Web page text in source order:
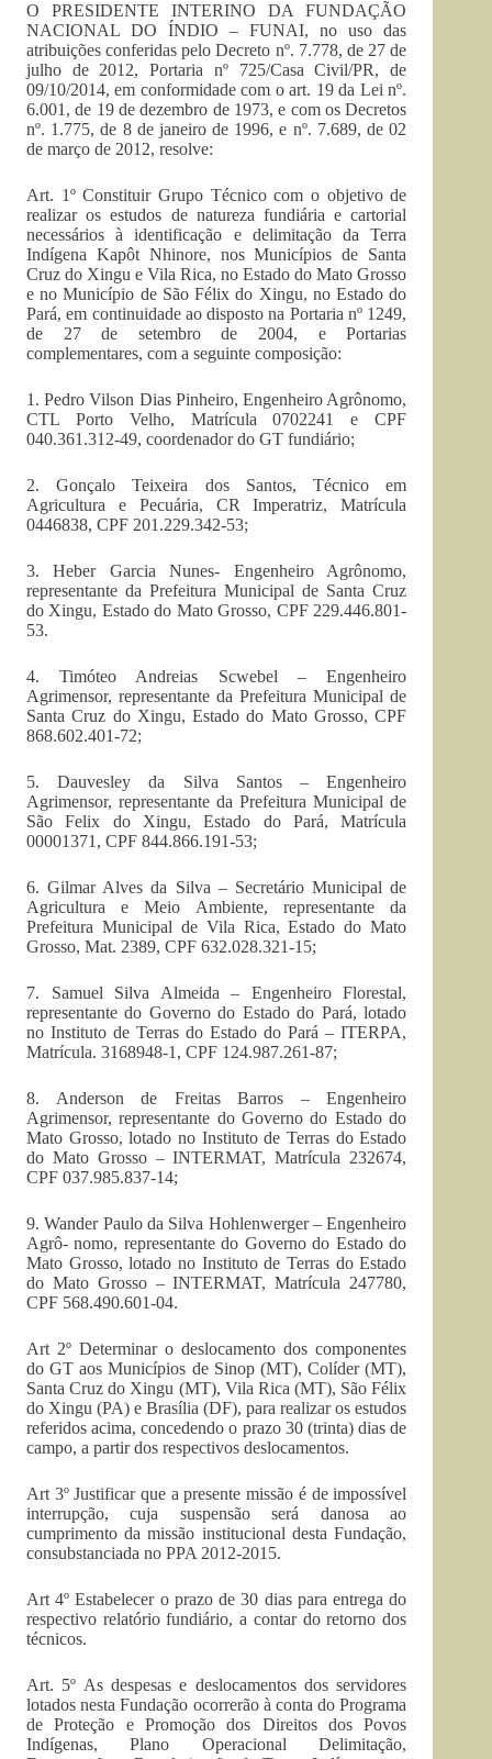
O PRESIDENTE INTERINO DA FUNDAÇÃO
NACIONAL DO ÍNDIO – FUNAI, no uso das
atribuições conferidas pelo Decreto nº. 7.778, de 27 de
julho de 2012, Portaria nº 725/Casa Civil/PR, de
09/10/2014, em conformidade com o art. 19 da Lei nº.
6.001, de 19 de dezembro de 1973, e com os Decretos
nº. 1.775, de 8 de janeiro de 1996, e nº. 7.689, de 02
de março de 2012, resolve:
Art. 1º Constituir Grupo Técnico com o objetivo de
realizar os estudos de natureza fundiária e cartorial
necessários à identificação e delimitação da Terra
Indígena Kapôt Nhinore, nos Municípios de Santa
Cruz do Xingu e Vila Rica, no Estado do Mato Grosso
e no Município de São Félix do Xingu, no Estado do
Pará, em continuidade ao disposto na Portaria nº 1249,
de 27 de setembro de 2004, e Portarias
complementares, com a seguinte composição:
1. Pedro Vilson Dias Pinheiro, Engenheiro Agrônomo,
CTL Porto Velho, Matrícula 0702241 e CPF
040.361.312-49, coordenador do GT fundiário;
2. Gonçalo Teixeira dos Santos, Técnico em
Agricultura e Pecuária, CR Imperatriz, Matrícula
0446838, CPF 201.229.342-53;
3. Heber Garcia Nunes- Engenheiro Agrônomo,
representante da Prefeitura Municipal de Santa Cruz
do Xingu, Estado do Mato Grosso, CPF 229.446.801-
53.
4. Timóteo Andreias Scwebel – Engenheiro
Agrimensor, representante da Prefeitura Municipal de
Santa Cruz do Xingu, Estado do Mato Grosso, CPF
868.602.401-72;
5. Dauvesley da Silva Santos – Engenheiro
Agrimensor, representante da Prefeitura Municipal de
São Felix do Xingu, Estado do Pará, Matrícula
00001371, CPF 844.866.191-53;
6. Gilmar Alves da Silva – Secretário Municipal de
Agricultura e Meio Ambiente, representante da
Prefeitura Municipal de Vila Rica, Estado do Mato
Grosso, Mat. 2389, CPF 632.028.321-15;
7. Samuel Silva Almeida – Engenheiro Florestal,
representante do Governo do Estado do Pará, lotado
no Instituto de Terras do Estado do Pará – ITERPA,
Matrícula. 3168948-1, CPF 124.987.261-87;
8. Anderson de Freitas Barros – Engenheiro
Agrimensor, representante do Governo do Estado do
Mato Grosso, lotado no Instituto de Terras do Estado
do Mato Grosso – INTERMAT, Matrícula 232674,
CPF 037.985.837-14;
9. Wander Paulo da Silva Hohlenwerger – Engenheiro
Agrô- nomo, representante do Governo do Estado do
Mato Grosso, lotado no Instituto de Terras do Estado
do Mato Grosso – INTERMAT, Matrícula 247780,
CPF 568.490.601-04.
Art 2º Determinar o deslocamento dos componentes
do GT aos Municípios de Sinop (MT), Colíder (MT),
Santa Cruz do Xingu (MT), Vila Rica (MT), São Félix
do Xingu (PA) e Brasília (DF), para realizar os estudos
referidos acima, concedendo o prazo 30 (trinta) dias de
campo, a partir dos respectivos deslocamentos.
Art 3º Justificar que a presente missão é de impossível
interrupção, cuja suspensão será danosa ao
cumprimento da missão institucional desta Fundação,
consubstanciada no PPA 2012-2015.
Art 4º Estabelecer o prazo de 30 dias para entrega do
respectivo relatório fundiário, a contar do retorno dos
técnicos.
Art. 5º As despesas e deslocamentos dos servidores
lotados nesta Fundação ocorrerão à conta do Programa
de Proteção e Promoção dos Direitos dos Povos
Indígenas, Plano Operacional Delimitação,